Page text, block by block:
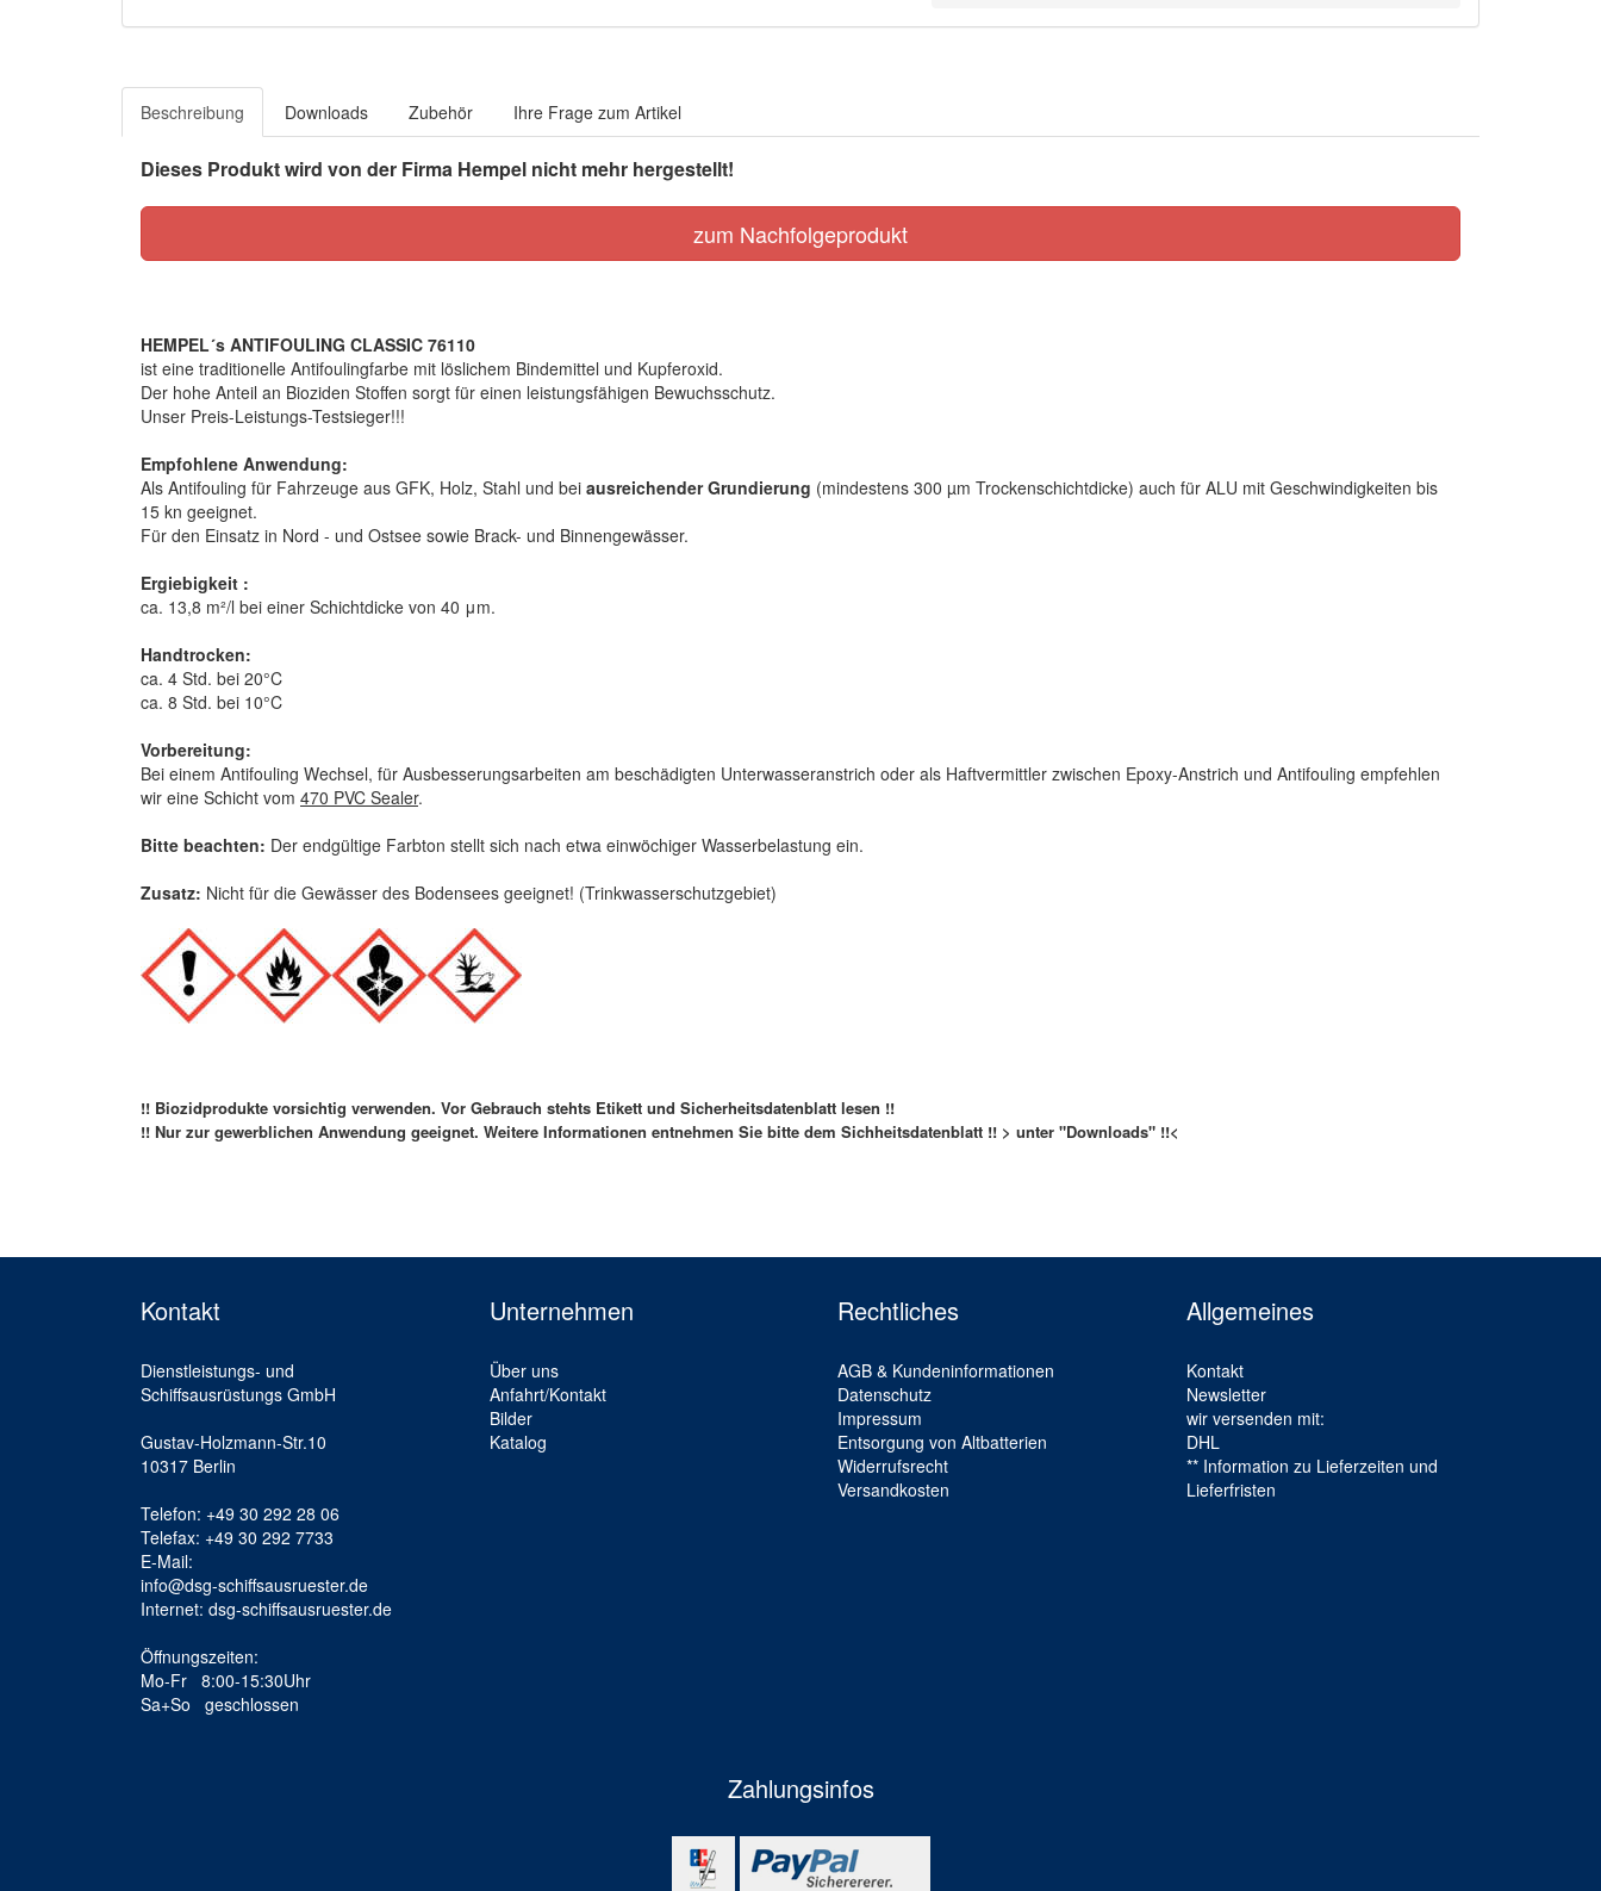
Beschreibung Downloads Zubehör Ihre Frage zum Artikel
Dieses Produkt wird von der Firma Hempel nicht mehr hergestellt!
zum Nachfolgeprodukt
HEMPEL´s ANTIFOULING CLASSIC 76110
ist eine traditionelle Antifoulingfarbe mit löslichem Bindemittel und Kupferoxid.
Der hohe Anteil an Bioziden Stoffen sorgt für einen leistungsfähigen Bewuchsschutz.
Unser Preis-Leistungs-Testsieger!!!
Empfohlene Anwendung:
Als Antifouling für Fahrzeuge aus GFK, Holz, Stahl und bei ausreichender Grundierung (mindestens 300 µm Trockenschichtdicke) auch für ALU mit Geschwindigkeiten bis
15 kn geeignet.
Für den Einsatz in Nord - und Ostsee sowie Brack- und Binnengewässer.
Ergiebigkeit :
ca. 13,8 m²/l bei einer Schichtdicke von 40 μm.
Handtrocken:
ca. 4 Std. bei 20°C
ca. 8 Std. bei 10°C
Vorbereitung:
Bei einem Antifouling Wechsel, für Ausbesserungsarbeiten am beschädigten Unterwasseranstrich oder als Haftvermittler zwischen Epoxy-Anstrich und Antifouling empfehlen
wir eine Schicht vom 470 PVC Sealer.
Bitte beachten: Der endgültige Farbton stellt sich nach etwa einwöchiger Wasserbelastung ein.
Zusatz: Nicht für die Gewässer des Bodensees geeignet! (Trinkwasserschutzgebiet)
!! Biozidprodukte vorsichtig verwenden. Vor Gebrauch stehts Etikett und Sicherheitsdatenblatt lesen !!
!! Nur zur gewerblichen Anwendung geeignet. Weitere Informationen entnehmen Sie bitte dem Sichheitsdatenblatt !! > unter "Downloads" !!<
Kontakt
Dienstleistungs- und
Schiffsausrüstungs GmbH
Gustav-Holzmann-Str.10
10317 Berlin
Telefon: +49 30 292 28 06
Telefax: +49 30 292 7733
E-Mail:
info@dsg-schiffsausruester.de
Internet: dsg-schiffsausruester.de
Öffnungszeiten:
Mo-Fr 8:00-15:30Uhr
Sa+So geschlossen
Unternehmen
Über uns
Anfahrt/Kontakt
Bilder
Katalog
Rechtliches
AGB & Kundeninformationen
Datenschutz
Impressum
Entsorgung von Altbatterien
Widerrufsrecht
Versandkosten
Allgemeines
Kontakt
Newsletter
wir versenden mit:
DHL
** Information zu Lieferzeiten und
Lieferfristen
Zahlungsinfos